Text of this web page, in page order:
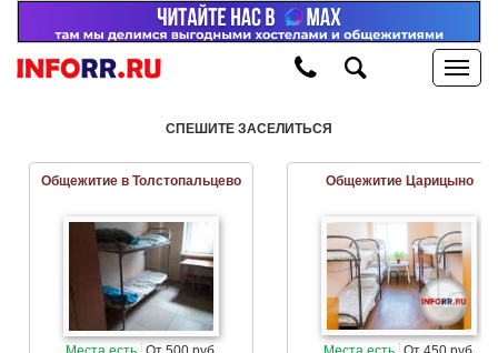
СПЕШИТЕ ЗАСЕЛИТЬСЯ
Общежитие в Толстопальцево Общежитие Царицыно